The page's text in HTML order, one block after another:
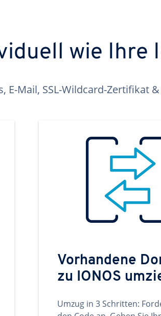
wie Ihre
E-Mail, SSL-Wildcard-Zertifikat
Vorhandene
zu IONOS
Umzug in 3 Schritten: